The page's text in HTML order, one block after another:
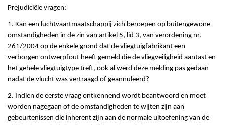
Prejudiciële vragen:
1. Kan een luchtvaartmaatschappij zich beroepen op buitengewone
omstandigheden in de zin van artikel 5, lid 3, van verordening nr.
261/2004 op de enkele grond dat de vliegtuigfabrikant een
verborgen ontwerpfout heeft gemeld die de vliegveiligheid aantast en
het gehele vliegtuigtype treft, ook al werd deze melding pas gedaan
nadat de vlucht was vertraagd of geannuleerd?
2. Indien de eerste vraag ontkennend wordt beantwoord en moet
worden nagegaan of de omstandigheden te wijten zijn aan
gebeurtenissen die inherent zijn aan de normale uitoefening van de